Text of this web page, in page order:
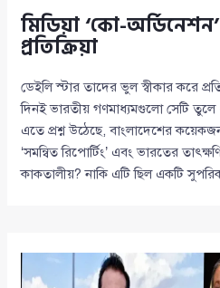
মিডিয়া ‘কো-
প্রতিক্রিয়া
ডেইলি স্টার তাদের ভুল স্বীকার করে
দিনই ভারতীয় গণমাধ্যমগুলো সেটি তুলে
এতে প্রশ্ন উঠেছে, বাংলাদেশের
‘সমন্বিত রিপোর্টিং’ এবং ভারতের
কাকতালীয়? নাকি এটি ছিল একটি